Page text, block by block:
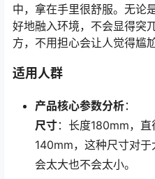
中，拿在手里很舒服。无论
好地融入环境，不会显得突
方，不用担心会让人觉得尴尬
适用人群
产品核心参数分析：
尺寸：长度180mm，
140mm，这种尺寸对
会太大也不会太小。